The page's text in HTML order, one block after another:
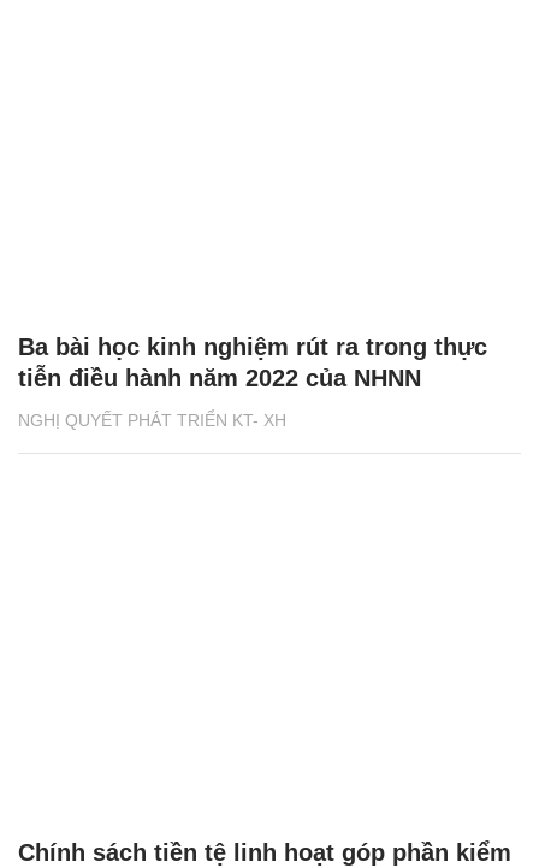
NGHỊ QUYẾT PHÁT TRIỂN KT- XH
Ba bài học kinh nghiệm rút ra trong thực
tiễn điều hành năm 2022 của NHNN
Chính sách tiền tệ linh hoạt góp phần kiểm